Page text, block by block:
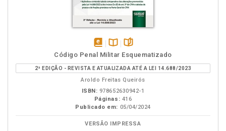
disponível
em
eBook
Disponível
na
B.V.
páginas
Código Penal Militar Esquematizado
2ª EDIÇÃO - REVISTA E ATUALIZADA ATÉ A LEI 14.688/2023
Aroldo Freitas Queirós
ISBN: 978652630942-1
Páginas: 416
Publicado em: 05/04/2024
VERSÃO IMPRESSA